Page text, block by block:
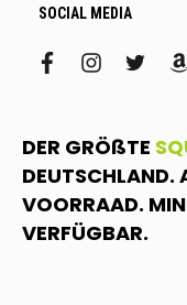
SOCIAL MEDIA
facebookinstagram
DER GRÖßTE
DEUTSCHLAND.
VOORRAAD.
VERFÜGBAR.